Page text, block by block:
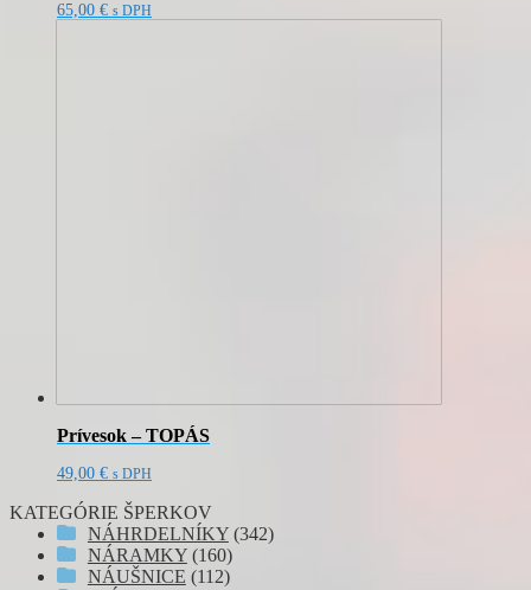
65,00 € s DPH
Prívesok – TOPÁS
49,00 € s DPH
KATEGÓRIE ŠPERKOV
NÁHRDELNÍKY (342)
NÁRAMKY (160)
NÁUŠNICE (112)